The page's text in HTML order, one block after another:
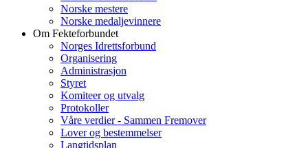
Norske mestere
Norske medaljevinnere
Om Fekteforbundet
Norges Idrettsforbund
Organisering
Administrasjon
Styret
Komiteer og utvalg
Protokoller
Våre verdier - Sammen Fremover
Lover og bestemmelser
Langtidsplan